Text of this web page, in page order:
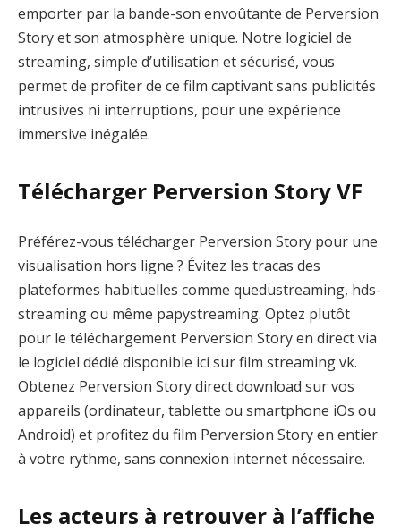
emporter par la bande-son envoûtante de Perversion
Story et son atmosphère unique. Notre logiciel de
streaming, simple d’utilisation et sécurisé, vous
permet de profiter de ce film captivant sans publicités
intrusives ni interruptions, pour une expérience
immersive inégalée.
Télécharger Perversion Story VF
Préférez-vous télécharger Perversion Story pour une
visualisation hors ligne ? Évitez les tracas des
plateformes habituelles comme quedustreaming, hds-
streaming ou même papystreaming. Optez plutôt
pour le téléchargement Perversion Story en direct via
le logiciel dédié disponible ici sur film streaming vk.
Obtenez Perversion Story direct download sur vos
appareils (ordinateur, tablette ou smartphone iOs ou
Android) et profitez du film Perversion Story en entier
à votre rythme, sans connexion internet nécessaire.
Les acteurs à retrouver à l’affiche